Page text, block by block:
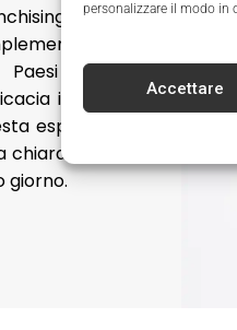
personalizzare il modo in
Accettare
Milano
con
europei,
in mercati
esperienza si
flessibile
giorno.